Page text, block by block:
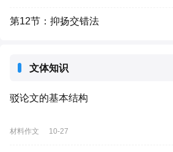
第12节：抑扬交错法
文体知识
驳论文的基本结构
材料作文 10-27